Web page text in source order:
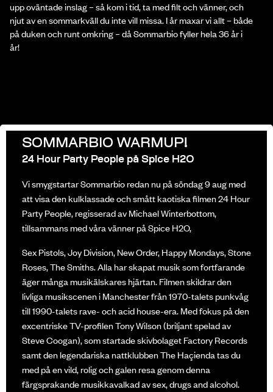
upp oväntade inslag – så kom i tid, ta med filt och vänner, och
njut av en sommarkväll du inte vill missa. I år maxar vi allt – både
på duken och runt omkring – då Sommarbio fyller hela 36 år i
år!
SOMMARBIO WARMUP!
24 Hour Party People på Spice H2O
Vi smygstartar Sommarbio redan nu på söndag 9 augmed
att visa den kulklassade och smått kaotiska filmen 24 Hour
Party People, regisserad av Michael Winterbottom,
tillsammans med våra vänner på Spice H2O,
Sex Pistols, Joy Division, New Order, Happy Mondays, Stone
Roses, The Smiths. Alla har skapat musik som fortfarande
äger många musikälskares hjärtan. Filmen skildrar den
livliga musikscenen i Manchester från 1970-talets punkvåg
till 1990-talets rave- och acid house-era. Med fokus på den
excentriske TV-profilen Tony Wilson (briljant spelad av
Steve Coogan), som startade skivbolaget Factory Records
samt den legendariska nattklubben The Haçienda tas du
med på en vild, rolig och galen resa genom denna
färgsprakande musikkavalkad av sex, drugs and alcohol.